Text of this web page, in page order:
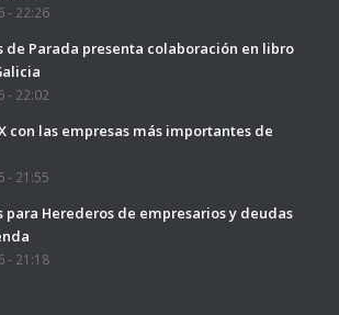
- 22:26
de Parada presenta colaboración en libro
- 22:02
con las empresas más importantes de
- 21:55
para Herederos de empresarios y deudas
- 21:18